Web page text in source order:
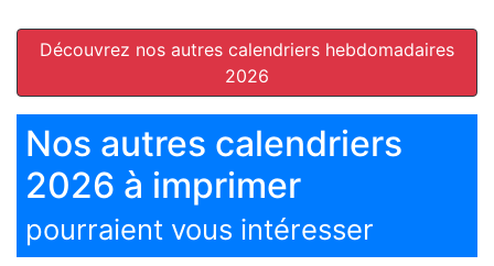
Découvrez nos autres calendriers hebdomadaires
2026
Nos autres calendriers
2026 à imprimer
pourraient vous intéresser